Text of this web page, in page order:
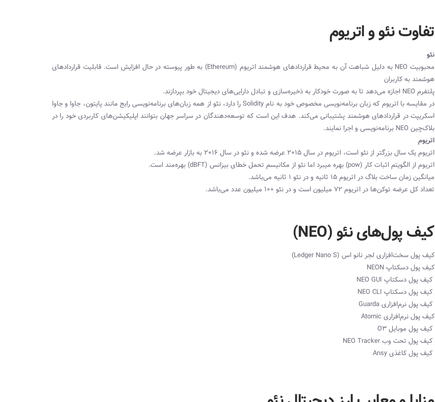
تفاوت نئو و اتریوم
نئو
محبوبیت NEO به دلیل شباهت آن به محیط قراردادهای هوشمند اتریوم (Ethereum) به طور پیوسته در حال افزایش است. قابلیت قراردادهای
هوشمند به کاربران
پلتفرم NEO اجازه می‌دهد تا به صورت خودکار به ذخیره‌سازی و تبادل دارایی‌های دیجیتال خود بپردازند.
در مقایسه با اتریوم که زبان برنامه‌نویسی مخصوص خود به نام Solidity را دارد، نئو از همه زبان‌های برنامه‌نویسی رایج مانند پایتون، جاوا و جاوا
اسکریپت در قراردادهای هوشمند پشتیبانی می‌کند. هدف این است که توسعه‌دهندگان در سراسر جهان بتوانند اپلیکیشن‌های کاربردی خود را در
بلاک‌چین NEO برنامه‌نویسی و اجرا نمایند.
اتریوم
اتریوم یک سال بزرگتر از نئو است، اتریوم در سال ۲۰۱۵ عرضه شده و نئو در سال ۲۰۱۶ به بازار عرضه شد.
اتریوم از الگویتم اثبات کار (pow) بهره میبرد اما نئو از مکانیسم تحمل خطای بیزانس (dBFT) بهره‌مند است.
میانگین زمان ساخت بلاگ در اتریوم ۱۵ ثانیه و در نئو ۱ ثانیه می‌باشد.
تعداد کل عرضه توکن‌ها در اتریوم ۷۲ میلیون است و در نئو ۱۰۰ میلیون عدد می‌باشد.
کیف پول‌های نئو (NEO)
کیف پول سخت‌افزاری لجر ‌نانو‌ اس (Ledger Nano S)
کیف پول دسکتاپ NEON
کیف پول دسکتاپ NEO GUI
کیف پول دسکتاپ NEO CLI
کیف پول نرم‌افزاری Guarda
کیف پول نرم‌افزاری Atomic
کیف پول موبایل O3
کیف پول تحت وب NEO Tracker
کیف پول کاغذی Ansy